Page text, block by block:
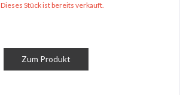
Dieses Stück ist bereits verkauft.
Zum Produkt